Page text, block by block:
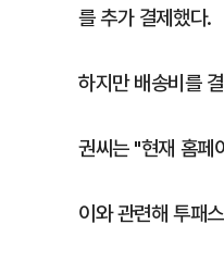
를 추가 결제했다.
하지만 배송비를
권씨는 "현재 홈페
이와 관련해 투패